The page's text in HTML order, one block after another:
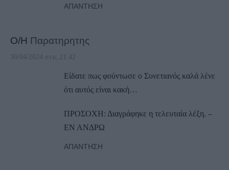
ΑΠΆΝΤΗΣΗ
Ο/Η Παρατηρητης
30/04/2024 στις 21:42
Είδατε πως φούντωσε ο Συνετιανός καλά λένε
ότι αυτός είναι κακή…
ΠΡΟΣΟΧΗ: Διαγράφηκε η τελευταία λέξη. –
ΕΝ ΑΝΔΡΩ
ΑΠΆΝΤΗΣΗ